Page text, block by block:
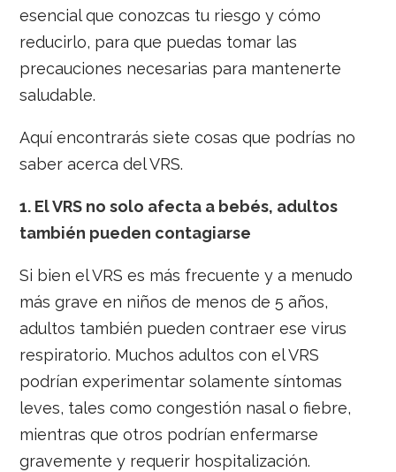
esencial que conozcas tu riesgo y cómo
reducirlo, para que puedas tomar las
precauciones necesarias para mantenerte
saludable.
Aquí encontrarás siete cosas que podrías no
saber acerca del VRS.
1. El VRS no solo afecta a bebés, adultos
también pueden contagiarse
Si bien el VRS es más frecuente y a menudo
más grave en niños de menos de 5 años,
adultos también pueden contraer ese virus
respiratorio. Muchos adultos con el VRS
podrían experimentar solamente síntomas
leves, tales como congestión nasal o fiebre,
mientras que otros podrían enfermarse
gravemente y requerir hospitalización.